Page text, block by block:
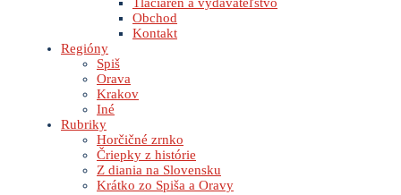
Obchod
Kontakt
Regióny
Spiš
Orava
Krakov
Iné
Rubriky
Horčičné zrnko
Čriepky z histórie
Z diania na Slovensku
Krátko zo Spiša a Oravy